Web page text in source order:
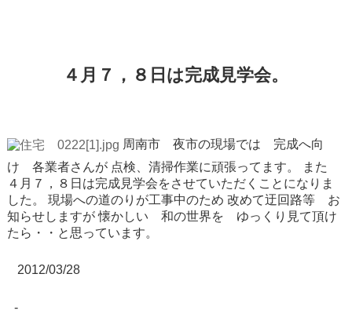
４月７，８日は完成見学会。
周南市 夜市の現場では 完成へ向
け 各業者さんが点検、清掃作業に頑張ってます。
また
４月７，８日は完成見学会をさせていただくことになりま
した。
現場への道のりが工事中のため 改めて迂回路等 お
知らせしますが懐かしい 和の世界を ゆっくり見て頂け
たら・・と思っています。
2012/03/28
-